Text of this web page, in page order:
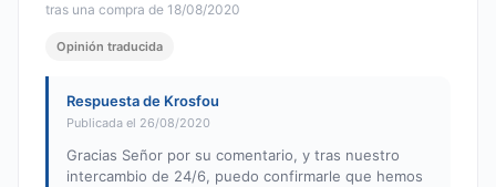
tras una compra de 18/08/2020
Opinión traducida
Respuesta de Krosfou
Publicada el 26/08/2020
Gracias Señor por su comentario, y tras nuestro
intercambio de 24/6, puedo confirmarle que hemos